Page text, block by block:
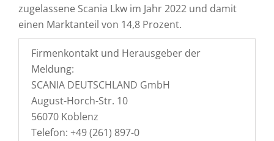
zugelassene Scania Lkw im Jahr 2022 und damit
einen Marktanteil von 14,8 Prozent.
Firmenkontakt und Herausgeber der
Meldung:
SCANIA DEUTSCHLAND GmbH
August-Horch-Str. 10
56070 Koblenz
Telefon: +49 (261) 897-0